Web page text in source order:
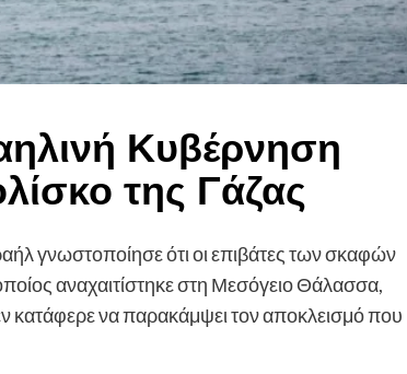
Κυβέρνηση
της Γάζας
γνωστοποίησε ότι οι επιβάτες των σκαφών
αναχαιτίστηκε στη Μεσόγειο Θάλασσα,
κατάφερε να παρακάμψει τον αποκλεισμό που